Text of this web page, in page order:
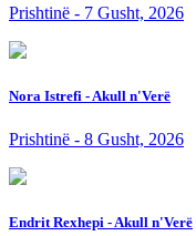
Prishtinë - 7 Gusht, 2026
Nora Istrefi - Akull n'Verë
Prishtinë - 8 Gusht, 2026
Endrit Rexhepi - Akull n'Verë